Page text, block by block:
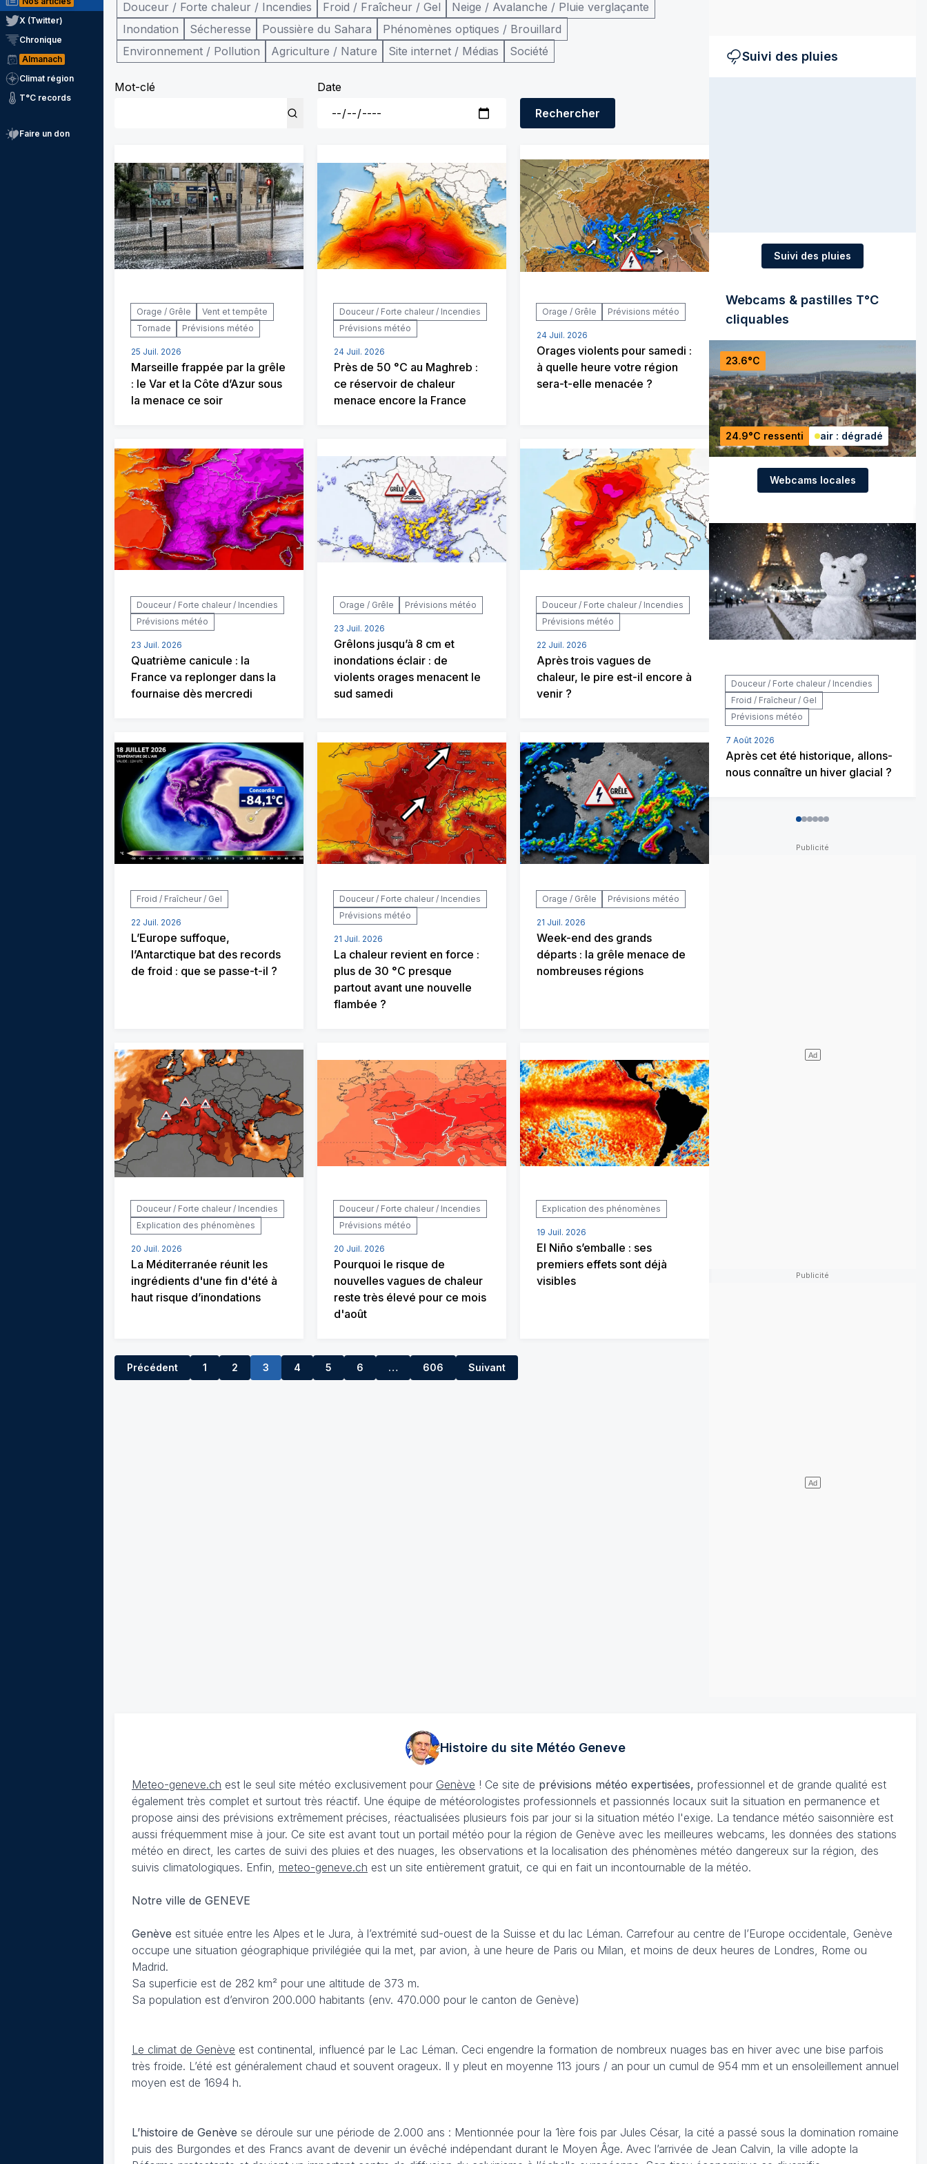
X (Twitter)
Chronique
Almanach
Climat région
T°C records
Faire un don
Douceur / Forte chaleur / Incendies
Froid / Fraîcheur / Gel
Neige / Avalanche / Pluie verglaçante
Inondation
Sécheresse Poussière du Sahara
Phénomènes optiques / Brouillard
Environnement / Pollution
Agriculture / Nature Site internet / Médias Société
Mot-clé
Date
Rechercher
Orage / Grêle
Vent et tempête
Tornade
Prévisions météo
25 Juil. 2026
Marseille frappée par la grêle
: le Var et la Côte d’Azur sous
la menace ce soir
Douceur / Forte chaleur / Incendies
Prévisions météo
24 Juil. 2026
Près de 50 °C au Maghreb :
ce réservoir de chaleur
menace encore la France
Orage / Grêle Prévisions météo
24 Juil. 2026
Orages violents pour samedi :
à quelle heure votre région
sera-t-elle menacée ?
Douceur / Forte chaleur / Incendies
Prévisions météo
23 Juil. 2026
Quatrième canicule : la
France va replonger dans la
fournaise dès mercredi
Orage / Grêle Prévisions météo
23 Juil. 2026
Grêlons jusqu’à 8 cm et
inondations éclair : de
violents orages menacent le
sud samedi
Douceur / Forte chaleur / Incendies
Prévisions météo
22 Juil. 2026
Après trois vagues de
chaleur, le pire est-il encore à
venir ?
Froid / Fraîcheur / Gel
22 Juil. 2026
L’Europe suffoque,
l’Antarctique bat des records
de froid : que se passe-t-il ?
Douceur / Forte chaleur / Incendies
Prévisions météo
21 Juil. 2026
La chaleur revient en force :
plus de 30 °C presque
partout avant une nouvelle
flambée ?
Orage / Grêle Prévisions météo
21 Juil. 2026
Week-end des grands
départs : la grêle menace de
nombreuses régions
Douceur / Forte chaleur / Incendies
Explication des phénomènes
20 Juil. 2026
La Méditerranée réunit les
ingrédients d'une fin d'été à
haut risque d’inondations
Douceur / Forte chaleur / Incendies
Prévisions météo
20 Juil. 2026
Pourquoi le risque de
nouvelles vagues de chaleur
reste très élevé pour ce mois
d'août
Explication des phénomènes
19 Juil. 2026
El Niño s’emballe : ses
premiers effets sont déjà
visibles
Précédent 1 2 3 4 5 6 …
7 606 Suivant
Suivi des pluies
Suivi des pluies
Webcams & pastilles T°C
cliquables
23.6°C
24.9°C ressenti air : dégradé
Webcams locales
Douceur / Forte chaleur / Incendies
Froid / Fraîcheur / Gel
Prévisions météo
7 Août 2026
Après cet été historique, allons-
nous connaître un hiver glacial ?
012345
Histoire du site MétéoGeneve
Meteo-geneve.ch est le seul site météo exclusivement pour Genève ! Ce site de prévisions météo expertisées, professionnel et de grande qualité est
également très complet et surtout très réactif. Une équipe de météorologistes professionnels et passionnés locaux suit la situation en permanence et
propose ainsi des prévisions extrêmement précises, réactualisées plusieurs fois par jour si la situation météo l'exige. La tendance météo saisonnière est
aussi fréquemment mise à jour. Ce site est avant tout un portail météo pour la région de Genève avec les meilleures webcams, les données des stations
météo en direct, les cartes de suivi des pluies et des nuages, les observations et la localisation des phénomènes météo dangereux sur la région, des
suivis climatologiques. Enfin, meteo-geneve.ch est un site entièrement gratuit, ce qui en fait un incontournable de la météo.
Notre ville de GENEVE
Genève est située entre les Alpes et le Jura, à l’extrémité sud-ouest de la Suisse et du lac Léman. Carrefour au centre de l’Europe occidentale, Genève
occupe une situation géographique privilégiée qui la met, par avion, à une heure de Paris ou Milan, et moins de deux heures de Londres, Rome ou
Madrid.
Sa superficie est de 282 km² pour une altitude de 373 m.
Sa population est d’environ 200.000 habitants (env. 470.000 pour le canton de Genève)
Le climat de Genève est continental, influencé par le Lac Léman. Ceci engendre la formation de nombreux nuages bas en hiver avec une bise parfois
très froide. L’été est généralement chaud et souvent orageux. Il y pleut en moyenne 113 jours / an pour un cumul de 954 mm et un ensoleillement annuel
moyen est de 1694 h.
L’histoire de Genève se déroule sur une période de 2.000 ans : Mentionnée pour la 1ère fois par Jules César, la cité a passé sous la domination romaine
puis des Burgondes et des Francs avant de devenir un évêché indépendant durant le Moyen Âge. Avec l’arrivée de Jean Calvin, la ville adopte la